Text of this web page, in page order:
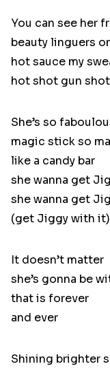
You can see her
beauty linguers
hot sauce my
hot shot gun
She’s so
magic stick so
like a candy bar
she wanna get
she wanna get
(get Jiggy with it)
It doesn’t matter
she’s gonna be
that is forever
and ever
Shining brighter